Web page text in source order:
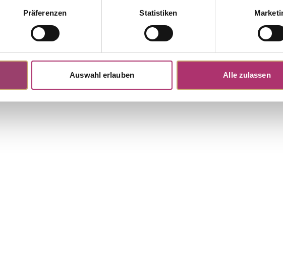
Präferenzen Statistiken
Auswahl erlauben Alle zulassen
Discover more pieces.